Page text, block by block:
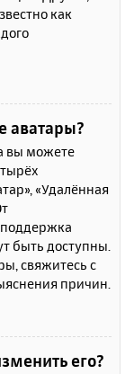
как
аватары?
вы можете
«Удалённая
быть доступны.
свяжитесь с
причин.
его?